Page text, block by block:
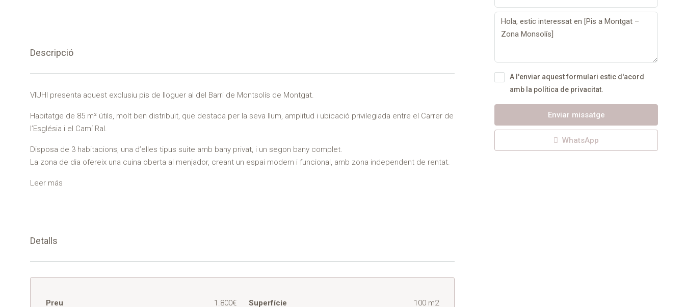
Descripció
VIUHI presenta aquest exclusiu pis de lloguer al del Barri de Montsolís de Montgat.
Habitatge de 85 m² útils, molt ben distribuït, que destaca per la seva llum, amplitud i ubicació privilegiada entre el Carrer de
l’Església i el Camí Ral.
Disposa de 3 habitacions, una d’elles tipus suite amb bany privat, i un segon bany complet.
La zona de dia ofereix una cuina oberta al menjador, creant un espai modern i funcional, amb zona independent de rentat.
Leer más
Detalls
Preu 1.800€ Superfície 100 m2
A l'enviar aquest formulari estic d'acord
amb la política de privacitat.
Enviar missatge
WhatsApp